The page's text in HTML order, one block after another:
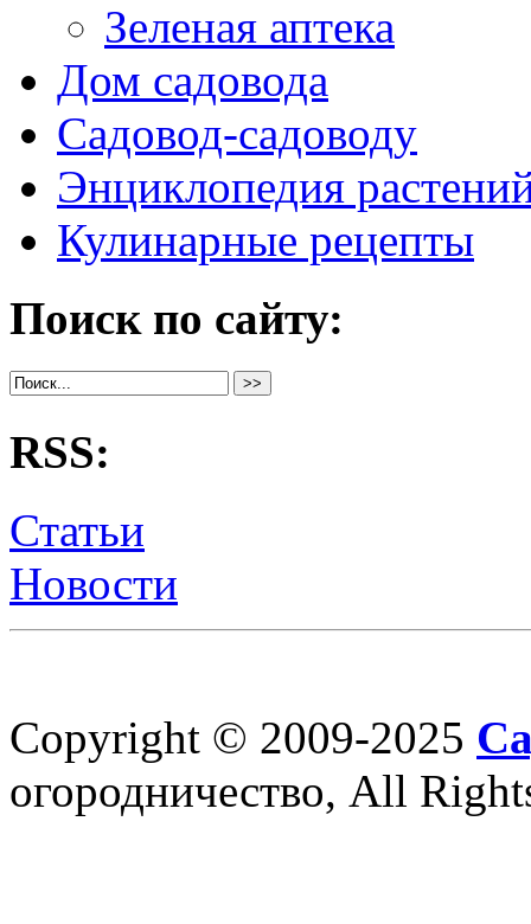
Зеленая аптека
Дом садовода
Садовод-садоводу
Энциклопедия
Кулинарные рецепты
Поиск по сайту:
RSS:
Статьи
Новости
Copyright © 2009-2025
огородничество, All